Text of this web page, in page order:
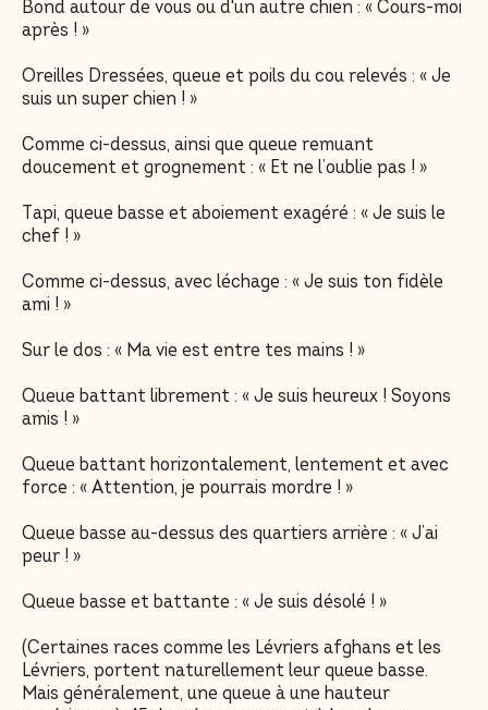
Bond autour de vous ou d'un autre chien : « Cours-moi
après ! »
Oreilles Dressées, queue et poils du cou relevés : « Je
suis un super chien ! »
Comme ci-dessus, ainsi que queue remuant
doucement et grognement : « Et ne l’oublie pas ! »
Tapi, queue basse et aboiement exagéré : « Je suis le
chef ! »
Comme ci-dessus, avec léchage : « Je suis ton fidèle
ami ! »
Sur le dos : « Ma vie est entre tes mains ! »
Queue battant librement : « Je suis heureux ! Soyons
amis ! »
Queue battant horizontalement, lentement et avec
force : « Attention, je pourrais mordre ! »
Queue basse au-dessus des quartiers arrière : « J’ai
peur ! »
Queue basse et battante : « Je suis désolé ! »
(Certaines races comme les Lévriers afghans et les
Lévriers, portent naturellement leur queue basse.
Mais généralement, une queue à une hauteur